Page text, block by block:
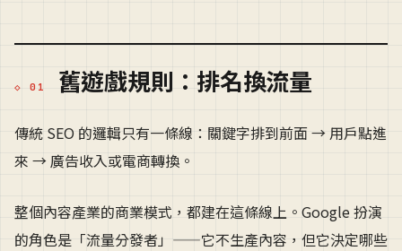
舊遊戲規則：排名換流量
傳統 SEO 的邏輯只有一條線：關鍵字排到前面 → 用戶點進
來 → 廣告收入或電商轉換。
整個內容產業的商業模式，都建在這條線上。Google 扮演
的角色是「流量分發者」——它不生產內容，但它決定哪些